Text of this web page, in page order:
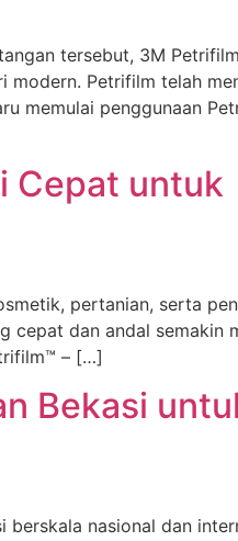
tersebut, 3M
modern. Petrifilm telah
memulai penggunaan
Cepat untuk
pertanian, serta
cepat dan andal semakin
– […]
Bekasi
nasional dan